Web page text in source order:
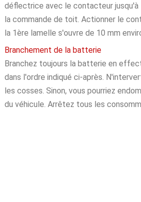
déflectrice avec le contacteur jusqu'à
la commande de toit. Actionner le
la 1ère lamelle s'ouvre de 10 mm
Branchement de la batterie
Branchez toujours la batterie en
dans l'ordre indiqué ci-après.
les cosses. Sinon, vous pourriez
du véhicule. Arrêtez tous les